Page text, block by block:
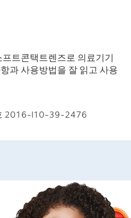
트콘택트렌즈로 의료기기
과 사용방법을 잘 읽고 사용
2016-I10-39-2476